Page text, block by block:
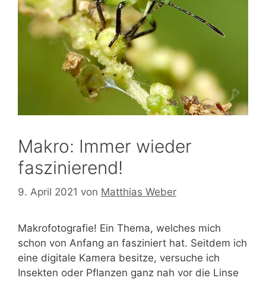
Makro: Immer wieder
faszinierend!
9. April 2021 von Matthias Weber
Makrofotografie! Ein Thema, welches mich
schon von Anfang an fasziniert hat. Seitdem ich
eine digitale Kamera besitze, versuche ich
Insekten oder Pflanzen ganz nah vor die Linse